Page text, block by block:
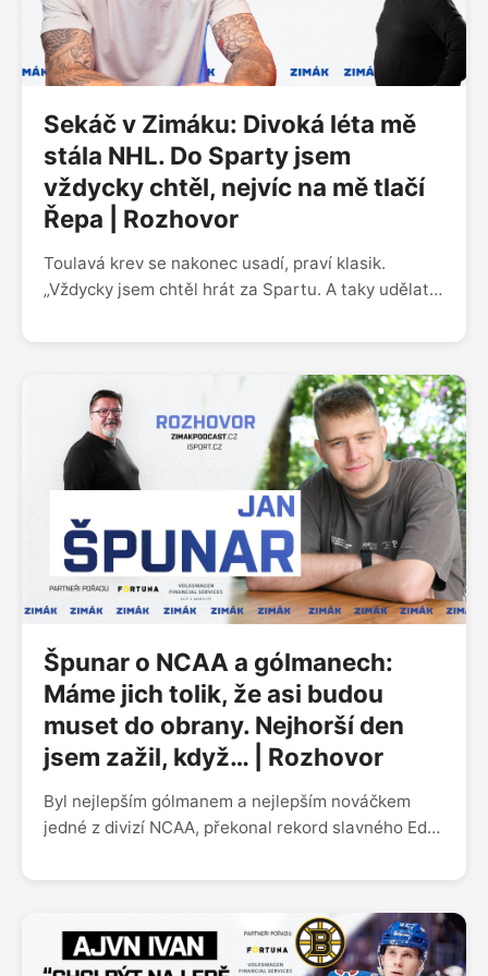
Sekáč v Zimáku: Divoká léta mě
stála NHL. Do Sparty jsem
vždycky chtěl, nejvíc na mě tlačí
Řepa | Rozhovor
Toulavá krev se nakonec usadí, praví klasik.
„Vždycky jsem chtěl hrát za Spartu. A taky udělat
tady skončil,“ přiznává útočník Jiří Sekáč. Host
Převážnou část kariéry však strávil v cizině.
Jakmile se ve 34 letech rozhodl pro návrat, zvolil
Spartu, s níž byl v kontaktu několik roků.
V rozhovoru prozradil, který další klub vstoupil do
hry, proč nezakotvil v NHL nebo po svém prvním
angažmá v KHL musel vracet peníze. Jiří Sekáč
v Zimáku líčil, co ho přimělo k odchodu ze
Švýcarska a co mu ve Spartě nejvíc připomíná
staronový spoluhráč Michal Řepík.
Špunar o NCAA a gólmanech:
Máme jich tolik, že asi budou
muset do obrany. Nejhorší den
jsem zažil, když… | Rozhovor
Byl nejlepším gólmanem a nejlepším nováčkem
jedné z divizí NCAA, překonal rekord slavného Eda
postoupil až do závěrečného turnaje o titul Frozen
předtím zářil v zámořských juniorkách. Hokeji dal
kdysi přednost před fotbalem a jeho otec neměl